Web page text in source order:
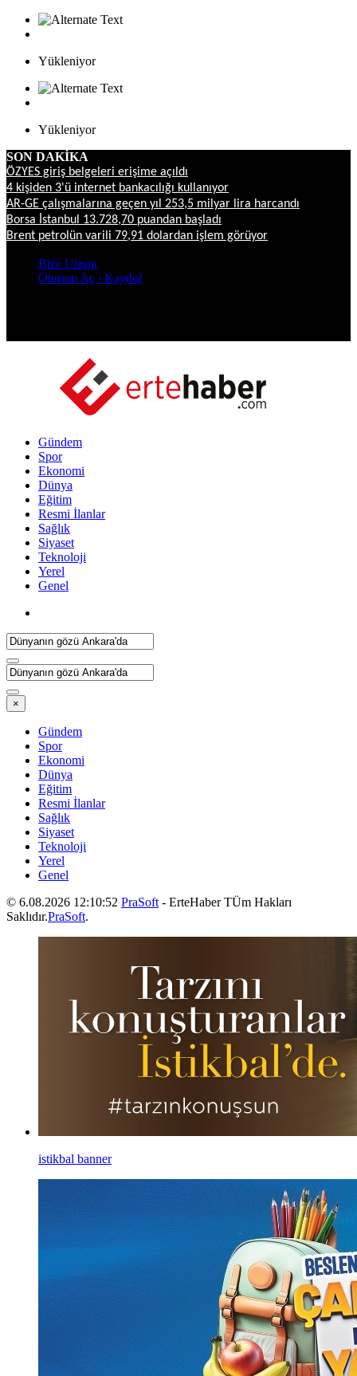
Yükleniyor
Yükleniyor
SON DAKİKA
ÖZYES giriş belgeleri erişime açıldı
4 kişiden 3'ü internet bankacılığı kullanıyor
AR-GE çalışmalarına geçen yıl 253,5 milyar lira harcandı
Borsa İstanbul 13.728,70 puandan başladı
Brent petrolün varili 79,91 dolardan işlem görüyor
Bize Ulaşın
Oturum Aç / Kaydol
Gündem
Spor
Ekonomi
Dünya
Eğitim
Resmi İlanlar
Sağlık
Siyaset
Teknoloji
Yerel
Genel
×
Gündem
Spor
Ekonomi
Dünya
Eğitim
Resmi İlanlar
Sağlık
Siyaset
Teknoloji
Yerel
Genel
© 6.08.2026 12:10:52 PraSoft - ErteHaber TÜm Hakları
Saklıdır.PraSoft.
istikbal banner